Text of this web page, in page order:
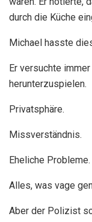
durch die Küche
Michael hasste
Er versuchte
herunterzuspielen.
Privatsphäre.
Missverständnis.
Eheliche Probleme.
Alles, was vage
Aber der Polizist